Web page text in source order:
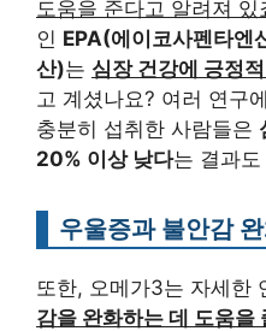
도움을 준다고 알려져 있
인 EPA(에이코사펜타엔
산)는 심장 건강에 긍정
고 계셨나요? 여러 연구
충분히 섭취한 사람들은
20% 이상 낮다는 결과
우울증과 불안감
또한, 오메가3는 자세한
감을 완화하는 데 도움을